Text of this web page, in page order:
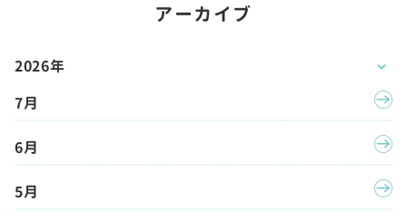
アーカイブ
2026年
7月
6月
5月